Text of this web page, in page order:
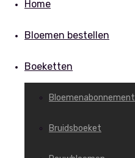
Home
Bloemen bestellen
Boeketten
Bloemenabonnement
Bruidsboeket